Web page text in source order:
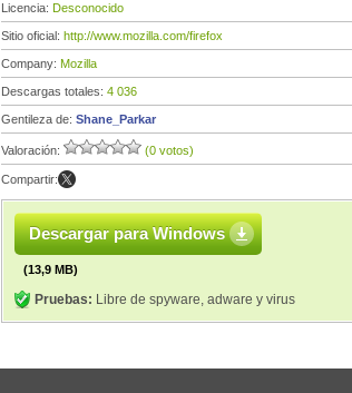
Licencia: Desconocido
Sitio oficial: http://www.mozilla.com/firefox
Company: Mozilla
Descargas totales: 4 036
Gentileza de: Shane_Parkar
Valoración: (0 votos)
Compartir:
Descargar para Windows
(13,9 MB)
Pruebas: Libre de spyware, adware y virus